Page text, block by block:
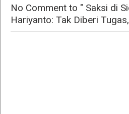
No Comment to " Saksi di
Hariyanto: Tak Diberi